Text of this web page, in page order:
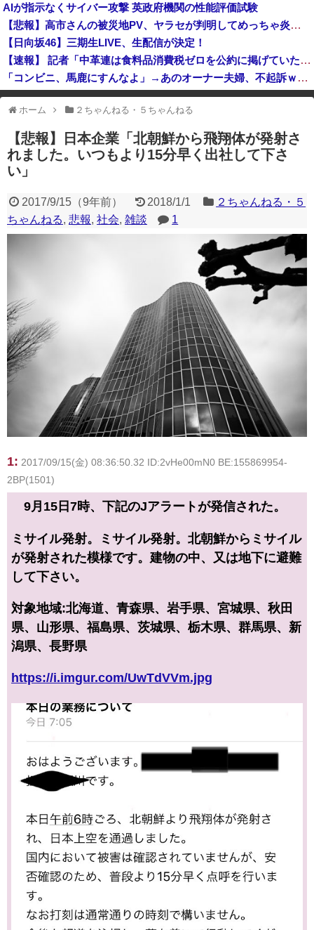
AIが指示なくサイバー攻撃 英政府機関の性能評価試験
【悲報】高市さんの被災地PV、ヤラセが判明してめっちゃ炎上・・・・・・・・・
【日向坂46】三期生LIVE、生配信が決定！
【速報】 記者「中革連は食料品消費税ゼロを公約に掲げていたが？」→階猛氏「そ、それは財源確保という条件付き」
「コンビニ、馬鹿にすんなよ」→あのオーナー夫婦、不起訴ｗｗｗｗｗｗｗｗｗ
中国「大洪水！」中国ダム「決壊」地元民「公式発表より死者多い！」中国政府「住民拘束！（安否不明」中国当局「救助隊動画も削除」台風13号「三峡ダム接近中」→
一部のコンテンツが表示されなくなったり、サイト全体のレイアウトが崩れ
たりする場合があります。
ホーム ２ちゃんねる・５ちゃんねる
【悲報】日本企業「北朝鮮から飛翔体が発射さ
れました。いつもより15分早く出社して下さ
い」
2017/9/15（9年前） 2018/1/1
２ちゃんねる・５
ちゃんねる, 悲報, 社会, 雑談 1
1: 2017/09/15(金) 08:36:50.32 ID:2vHe00mN0 BE:155869954-
2BP(1501)
9月15日7時、下記のJアラートが発信された。
ミサイル発射。ミサイル発射。北朝鮮からミサイル
が発射された模様です。建物の中、又は地下に避難
して下さい。
対象地域:北海道、青森県、岩手県、宮城県、秋田
県、山形県、福島県、茨城県、栃木県、群馬県、新
潟県、長野県
https://i.imgur.com/UwTdVVm.jpg